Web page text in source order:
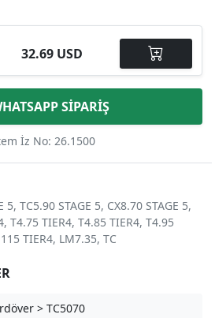
32.69 USD
SİPARİŞ
İz No: 26.1500
5, TC5.90 STAGE 5, CX8.70 STAGE 5,
T4.75 TIER4, T4.85 TIER4, T4.95
TIER4, LM7.35, TC
> TC5070